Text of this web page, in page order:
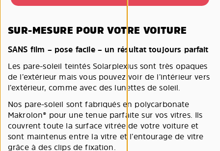
SUR-MESURE POUR VOTRE VOITURE
SANS film – pose facile – un résultat toujours parfait
Les pare-soleil teintés Solarplexius sont très opaques
de l’extérieur mais vous pouvez voir de l’intérieur vers
l’extérieur, comme avec des lunettes de soleil.
Nos pare-soleil sont fabriqués en polycarbonate
Makrolon® pour une tenue parfaite sur vos vitres. Ils
couvrent toute la surface vitrée de votre voiture et
sont maintenus entre la vitre et l’entourage de vitre
grâce à des clips de fixation.